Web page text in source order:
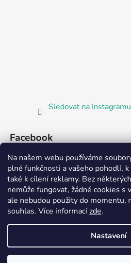
Na našem webu používáme
plné funkčnosti a vašeho pohodlí,
také k cílení reklamy. Bez
nemůže fungovat, žádné cookies s
ale nebudou použity do momentu,
souhlas. Více informacízde.
Nastavení
Sledovat na Instagramu
Facebook
Partnerská prodejna
Vytvořil